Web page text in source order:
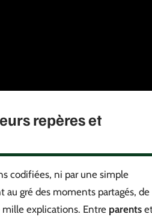
repères et
codifiées, ni par une simple
au gré des moments partagés, de
mille explications. Entre parents